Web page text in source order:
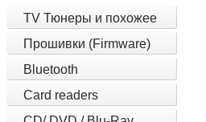
TV Тюнеры и похожее
Прошивки (Firmware)
Bluetooth
Card readers